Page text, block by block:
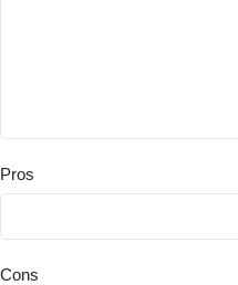
Pros
Cons